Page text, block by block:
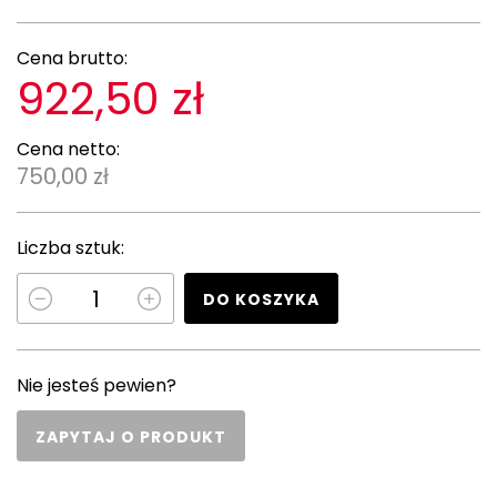
Cena brutto:
922,50 zł
Cena netto:
750,00 zł
Liczba sztuk:
DO KOSZYKA
Nie jesteś pewien?
ZAPYTAJ O PRODUKT